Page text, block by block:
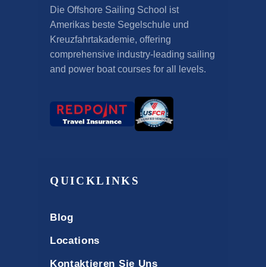
Die Offshore Sailing School ist
Amerikas beste Segelschule und
Kreuzfahrtakademie, offering
comprehensive industry-leading sailing
and power boat courses for all levels.
QUICKLINKS
Blog
Locations
Kontaktieren Sie Uns